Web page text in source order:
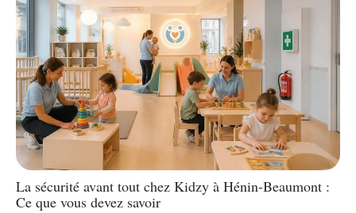
La sécurité avant tout chez Kidzy à Hénin-Beaumont :
Ce que vous devez savoir